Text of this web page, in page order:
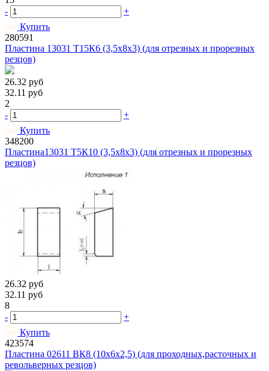
-
+
Купить
280591
Пластина 13031 Т15К6 (3,5х8х3) (для отрезных и прорезных
резцов)
26.32 руб
32.11 руб
2
-
+
Купить
348200
Пластина13031 Т5К10 (3,5х8х3) (для отрезных и прорезных
резцов)
26.32 руб
32.11 руб
8
-
+
Купить
423574
Пластина 02611 ВК8 (10х6х2,5) (для проходных,расточных и
револьверных резцов)